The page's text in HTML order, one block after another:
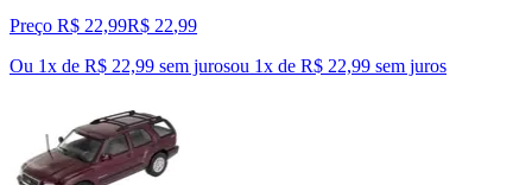
Preço R$ 22,99R$ 22,99
Ou 1x de R$ 22,99 sem jurosou 1x de R$ 22,99 sem juros